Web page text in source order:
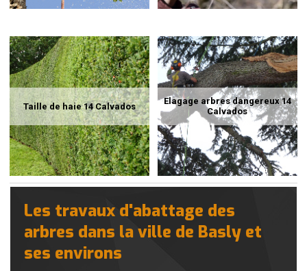
Taille de haie 14 Calvados
Elagage arbres dangereux 14
Calvados
Les travaux d'abattage des
arbres dans la ville de Basly et
ses environs